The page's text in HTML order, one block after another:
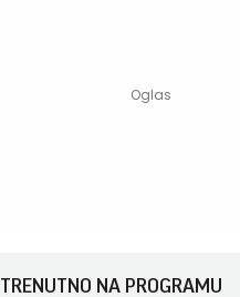
TRENUTNO NA PROGRAMU